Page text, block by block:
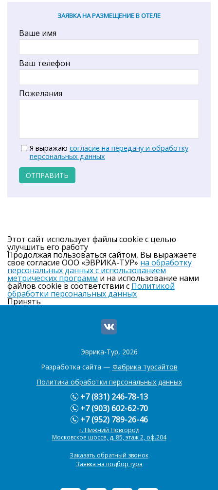
ЗАЯВКА НА РАЗМЕЩЕНИЕ В ОТЕЛЕ
Ваше имя
Ваш телефон
Пожелания
Я выражаю согласие на передачу и обработку
персональных данных
ОТПРАВИТЬ
Этот сайт использует файлы cookie с целью
улучшить его работу
Продолжая пользоваться сайтом, Вы выражаете
свое согласие ООО «ЭВРИКА-ТУР» на обработку
персональных данных с использованием
метрических программ и на использование нами
файлов cookie в соответствии с Политикой
обработки персональных данных
Принять
Эврика-Тур, 2026
Разработка сайта — Фабрика турсайтов
Политика обработки персональных данных
+7 (831) 246-78-13
+7 (903) 602-62-70
+7 (952) 789-26-46
г. Нижний Новгород
Московское шоссе, д. 85, этаж 2, оф.204
Заказать обратный звонок
Заявка на подбор тура